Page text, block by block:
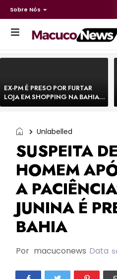
Sobre Nós
EX-PM É PRESO POR FURTAR
LOJA EM SHOPPING NA BAHIA E
ESCAPA CORRENDO DE
Unlabelled
SUSPEITA
HOMEM
A
JUNINA É
BAHIA
Por macuconews Data